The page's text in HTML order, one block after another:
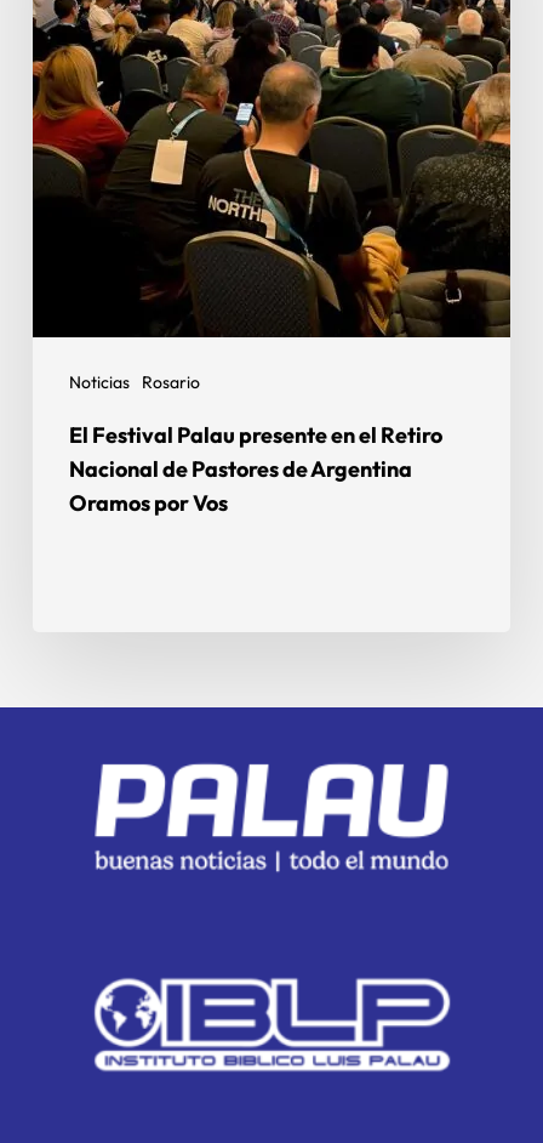
Noticias Rosario
El Festival Palau presente en el Retiro
Nacional de Pastores de Argentina
Oramos por Vos